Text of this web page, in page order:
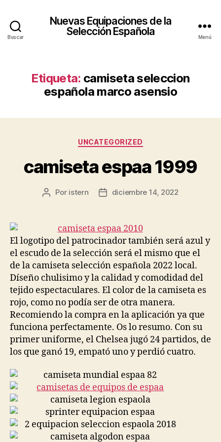
Buscar
Nuevas Equipaciones de la
Selección Española
Menú
Etiqueta: camiseta seleccion
española marco asensio
Categorías
UNCATEGORIZED
camiseta espaa 1999
Autor
entrada
Por istern
Fecha
entrada
diciembre 14, 2022
El logotipo del patrocinador también será azul y
el escudo de la selección será el mismo que el
de la camiseta selección española 2022 local.
Díseño chulisimo y la calidad y comodidad del
tejido espectaculares. El color de la camiseta es
rojo, como no podía ser de otra manera.
Recomiendo la compra en la aplicación ya que
funciona perfectamente. Os lo resumo. Con su
primer uniforme, el Chelsea jugó 24 partidos, de
los que ganó 19, empató uno y perdió cuatro.